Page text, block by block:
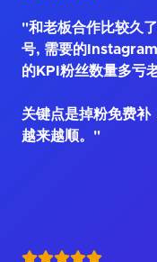
"和老板合作比较久
号, 需要的
的KPI粉丝数量多亏
关键点是掉粉免费补
越来越顺。"